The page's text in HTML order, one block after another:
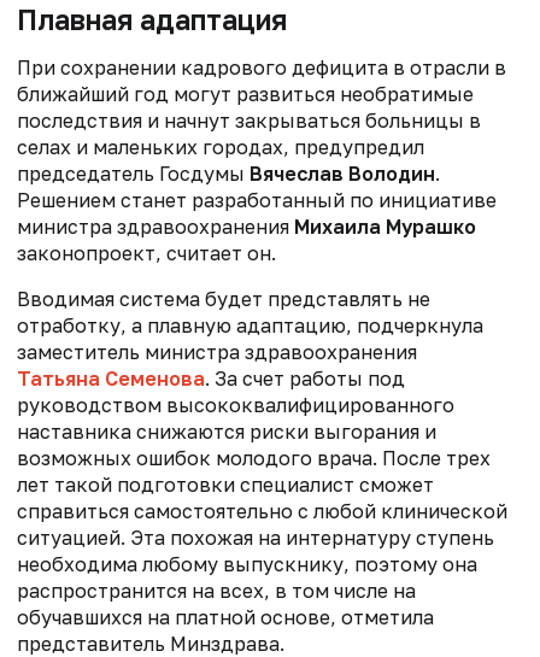
Плавная адаптация
При сохранении кадрового дефицита в отрасли в
ближайший год могут развиться необратимые
последствия и начнут закрываться больницы в
селах и маленьких городах, предупредил
председатель Госдумы Вячеслав Володин.
Решением станет разработанный по инициативе
министра здравоохранения Михаила Мурашко
законопроект, считает он.
Вводимая система будет представлять не
отработку, а плавную адаптацию, подчеркнула
заместитель министра здравоохранения
Татьяна Семенова. За счет работы под
руководством высококвалифицированного
наставника снижаются риски выгорания и
возможных ошибок молодого врача. После трех
лет такой подготовки специалист сможет
справиться самостоятельно с любой клинической
ситуацией. Эта похожая на интернатуру ступень
необходима любому выпускнику, поэтому она
распространится на всех, в том числе на
обучавшихся на платной основе, отметила
представитель Минздрава.